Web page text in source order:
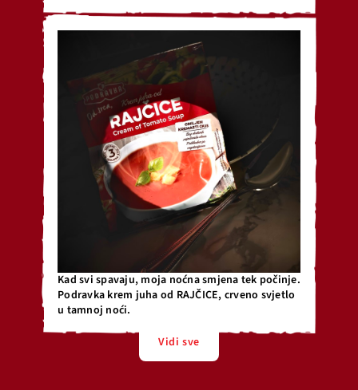
Kad svi spavaju, moja noćna smjena tek počinje.
Podravka krem juha od RAJČICE, crveno svjetlo
u tamnoj noći.
Vidi sve